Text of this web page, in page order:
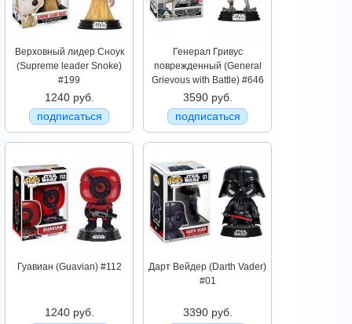
Верховный лидер Сноук
(Supreme leader Snoke)
#199
1240 руб.
подписаться
Генерал Гривус
поврежденный (General
Grievous with Battle) #646
3590 руб.
подписаться
Гуавиан (Guavian) #112
1240 руб.
Дарт Вейдер (Darth Vader)
#01
3390 руб.